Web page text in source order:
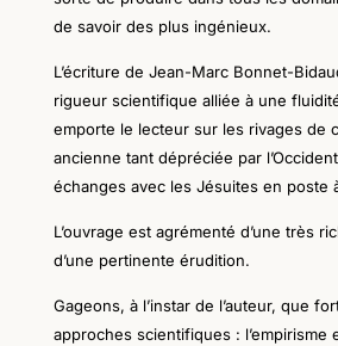
de savoir des plus ingénieux.
L’écriture de Jean-Marc Bonnet-
rigueur scientifique alliée à une
emporte le lecteur sur les rivages de
ancienne tant dépréciée par
échanges avec les Jésuites en poste
L’ouvrage est agrémenté d’une très
d’une pertinente érudition.
Gageons, à l’instar de l’auteur, que
approches scientifiques : l’empirisme